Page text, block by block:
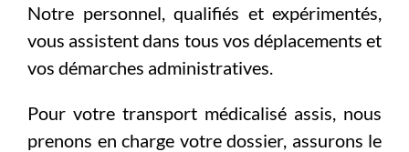
Notre personnel, qualifiés et expérimentés,
vous assistent dans tous vos déplacements et
vos démarches administratives.
Pour votre transport médicalisé assis, nous
prenons en charge votre dossier, assurons le